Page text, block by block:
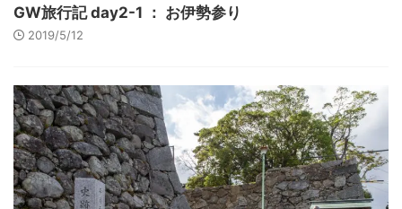
GW旅行記 day2-1 ： お伊勢参り
2019/5/12